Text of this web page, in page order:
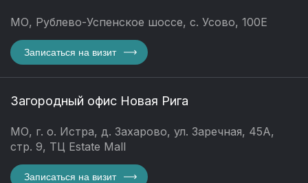
МО, Рублево-Успенское шоссе, с. Усово, 100Е
Записаться на визит
Загородный офис Новая Рига
МО, г. о. Истра, д. Захарово, ул. Заречная, 45А,
стр. 9, ТЦ Estate Mall
Записаться на визит